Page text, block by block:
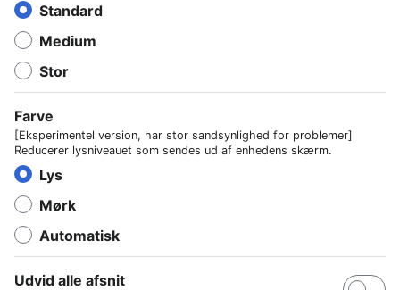
Standard
Medium
Stor
Farve
[Eksperimentel version, har stor sandsynlighed for problemer]
Reducerer lysniveauet som sendes ud af enhedens skærm.
Lys
Mørk
Automatisk
Udvid alle afsnit